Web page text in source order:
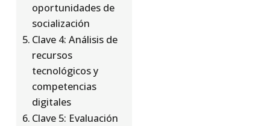
oportunidades de
socialización
Clave 4: Análisis de
recursos
tecnológicos y
competencias
digitales
Clave 5: Evaluación